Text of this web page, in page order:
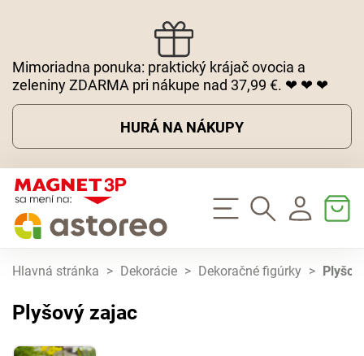
Mimoriadna ponuka: praktický krájač ovocia a
zeleniny ZDARMA pri nákupe nad 37,99 €. ❤ ❤ ❤
HURÁ NA NÁKUPY
Hlavná stránka > Dekorácie > Dekoračné figúrky >
Plyšový zajac